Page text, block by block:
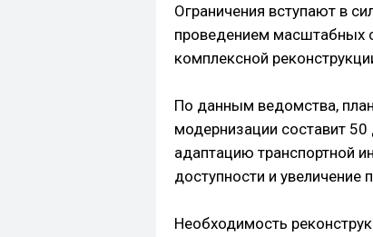
Ограничения вступают в
проведением масштабных
комплексной
По данным ведомства,
модернизации составит
адаптацию транспортной
доступности и увеличение
Необходимость